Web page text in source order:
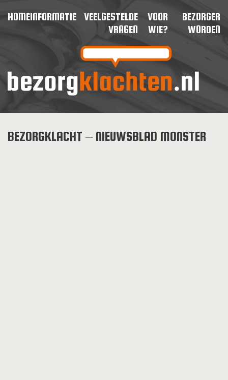
HOMEINFORMATIE
VEELGESTELDE
VRAGEN
VOOR
WIE?
BEZORGER
WORDEN
BEZORGKLACHT – NIEUWSBLAD MONSTER